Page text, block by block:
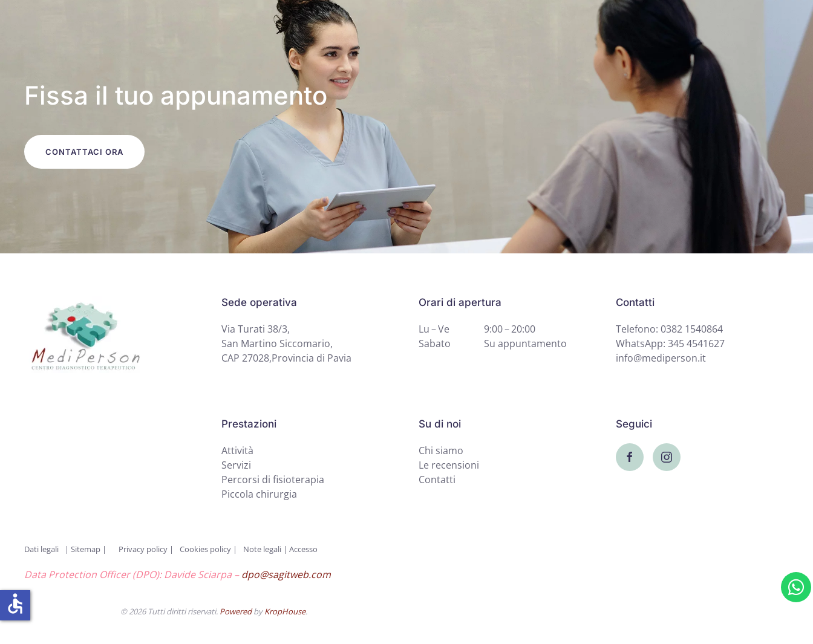
Fissa il tuo appunamento
CONTATTACI ORA
Sede operativa
Via Turati 38/3,
San Martino Siccomario,
CAP 27028,Provincia di Pavia
Contatti
Telefono: 0382 1540864
WhatsApp: 345 4541627
info@mediperson.it
Orari di apertura
Lu – Ve
9:00 – 20:00
Sabato
Su appuntamento
Prestazioni
Attività
Servizi
Percorsi di fisioterapia
Piccola chirurgia
Su di noi
Chi siamo
Le recensioni
Contatti
Seguici
Dati legali | Sitemap | Privacy policy | Cookies policy | Note legali | Accesso
Data Protection Officer (DPO): Davide Sciarpa –dpo@sagitweb.com
©2026Tutti diritti riservati. PoweredbyKropHouse.
accessible